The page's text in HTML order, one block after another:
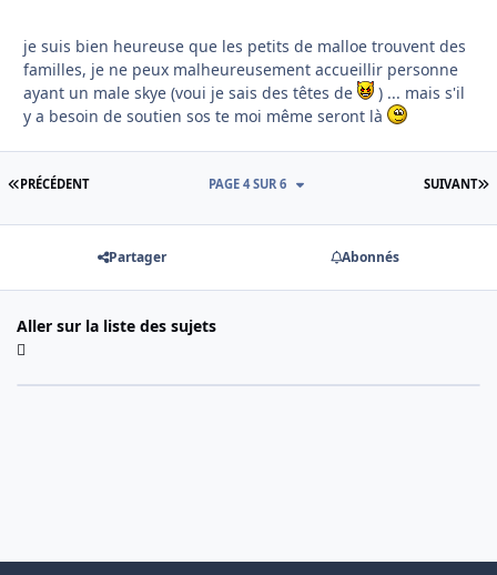
je suis bien heureuse que les petits de malloe trouvent des
familles, je ne peux malheureusement accueillir personne
ayant un male skye (voui je sais des têtes de
) ... mais s'il
y a besoin de soutien sos te moi même seront là
PREMIÈRE PAGE
PRÉCÉDENT SUIVANT
PAGE 4 SUR 6
Partager Abonnés
Aller sur la liste des sujets